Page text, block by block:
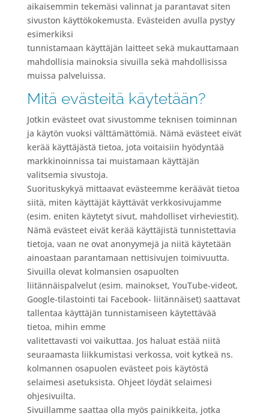
aikaisemmin tekemäsi valinnat ja parantavat siten
sivuston käyttökokemusta. Evästeiden avulla pystyy
esimerkiksi
tunnistamaan käyttäjän laitteet sekä mukauttamaan
mahdollisia mainoksia sivuilla sekä mahdollisissa
muissa palveluissa.
Mitä evästeitä käytetään?
Jotkin evästeet ovat sivustomme teknisen toiminnan
ja käytön vuoksi välttämättömiä. Nämä evästeet eivät
kerää käyttäjästä tietoa, jota voitaisiin hyödyntää
markkinoinnissa tai muistamaan käyttäjän
valitsemia sivustoja.
Suorituskykyä mittaavat evästeemme keräävät tietoa
siitä, miten käyttäjät käyttävät verkkosivujamme
(esim. eniten käytetyt sivut, mahdolliset virheviestit).
Nämä evästeet eivät kerää käyttäjistä tunnistettavia
tietoja, vaan ne ovat anonyymejä ja niitä käytetään
ainoastaan parantamaan nettisivujen toimivuutta.
Sivuilla olevat kolmansien osapuolten
liitännäispalvelut (esim. mainokset, YouTube-videot,
Google-tilastointi tai Facebook- liitännäiset) saattavat
tallentaa käyttäjän tunnistamiseen käytettävää
tietoa, mihin emme
valitettavasti voi vaikuttaa. Jos haluat estää niitä
seuraamasta liikkumistasi verkossa, voit kytkeä ns.
kolmannen osapuolen evästeet pois käytöstä
selaimesi asetuksista. Ohjeet löydät selaimesi
ohjesivuilta.
Sivuillamme saattaa olla myös painikkeita, jotka